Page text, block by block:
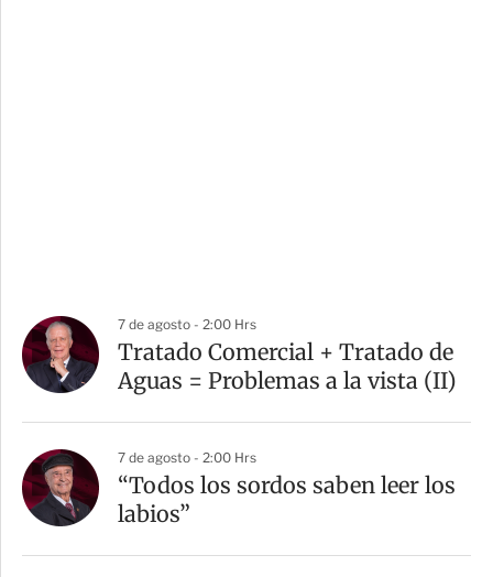
7 de agosto - 2:00 Hrs
Tratado Comercial + Tratado de
Aguas = Problemas a la vista (II)
7 de agosto - 2:00 Hrs
“Todos los sordos saben leer los
labios”